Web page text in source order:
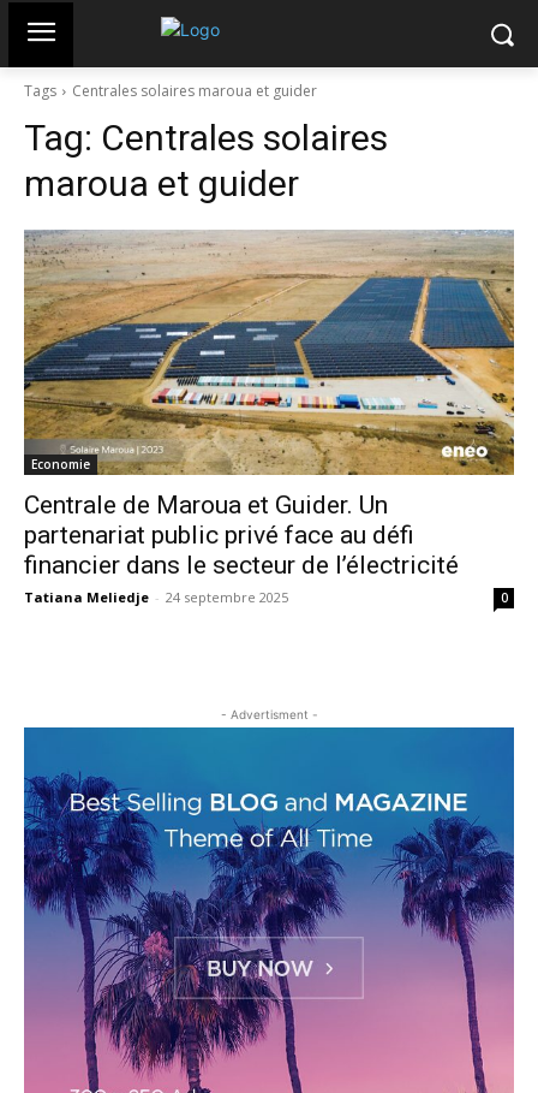
Tags Centrales solaires maroua et guider
Tag: Centrales solaires
maroua et guider
Economie
Centrale de Maroua et Guider. Un
partenariat public privé face au défi
financier dans le secteur de l’électricité
Tatiana Meliedje - 24 septembre 2025 0
- Advertisment -